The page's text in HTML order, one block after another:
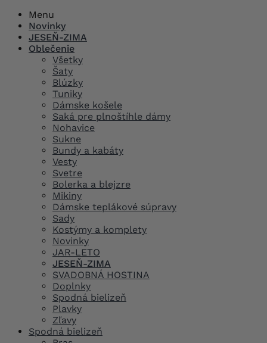
Menu
Novinky
JESEŇ-ZIMA
Oblečenie
Všetky
Šaty
Blúzky
Tuniky
Dámske košele
Saká pre plnoštíhle dámy
Nohavice
Sukne
Bundy a kabáty
Vesty
Svetre
Bolerka a blejzre
Mikiny
Dámske teplákové súpravy
Sady
Kostýmy a komplety
Novinky
JAR-LETO
JESEŇ-ZIMA
SVADOBNÁ HOSTINA
Doplnky
Spodná bielizeň
Plavky
Zľavy
Spodná bielizeň